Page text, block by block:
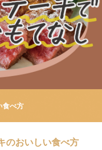
食べ方
のおいしい食べ方